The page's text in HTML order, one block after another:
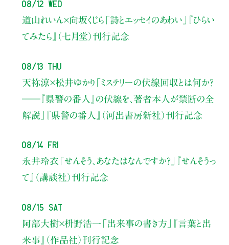
08/12 Wed
道山れいん×向坂くじら 「詩とエッセイのあわい」
『ひらい
てみたら』（七月堂）刊行記念
08/13 Thu
天祢涼×松井ゆかり 「ミステリーの伏線回収とは何か？
――『県警の番人』の伏線を、著者本人が禁断の全
解説」
『県警の番人』（河出書房新社）刊行記念
08/14 Fri
永井玲衣 「せんそう、あなたはなんですか？」
『せんそうっ
て』（講談社）刊行記念
08/15 Sat
阿部大樹×枡野浩一 「出来事の書き方」
『言葉と出
来事』（作品社）刊行記念